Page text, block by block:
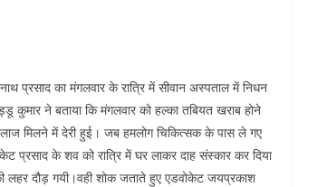
प्रसाद का मंगलवार के रात्रि में सीवान अस्पताल में निधन
ने बताया कि मंगलवार को हल्का तबियत खराब होने
मिलने में देरी हुई। जब हमलोग चिकित्सक के पास ले गए
प्रसाद के शव को रात्रि में घर लाकर दाह संस्कार कर दिया
लहर दौड़ गयी।वही शोक जताते हुए एडवोकेट जयप्रकाश